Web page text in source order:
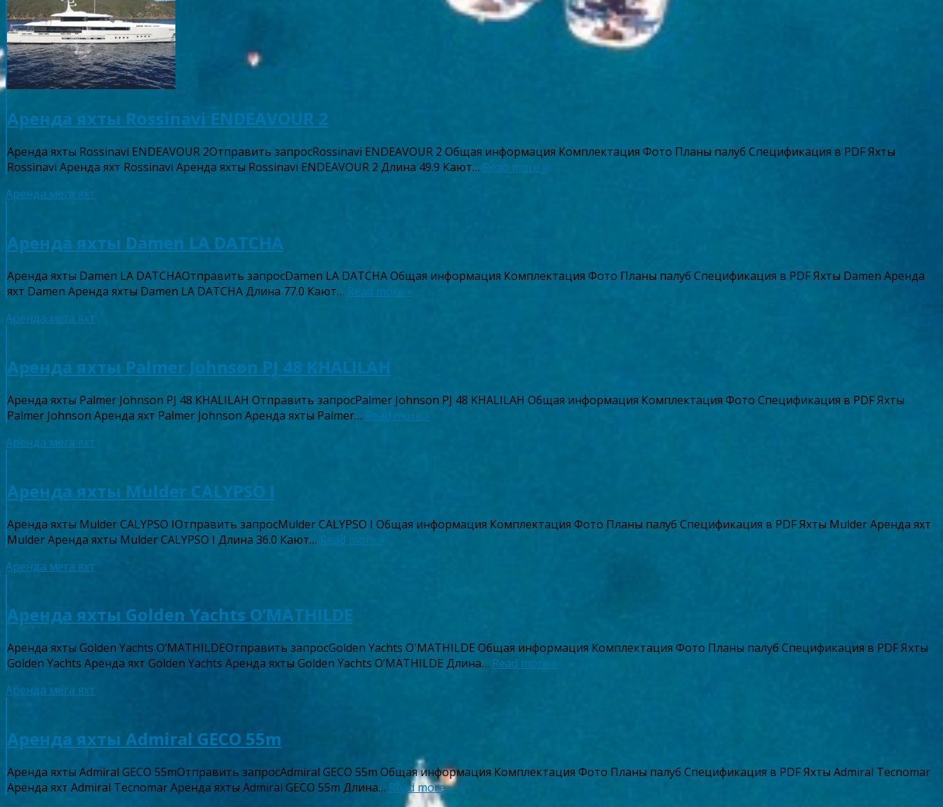
Аренда яхты Rossinavi ENDEAVOUR 2
Аренда яхты Rossinavi ENDEAVOUR 2Отправить запросRossinavi ENDEAVOUR 2 Общая информация Комплектация Фото Планы палуб Спецификация в PDF Яхты
Rossinavi Аренда яхт Rossinavi Аренда яхты Rossinavi ENDEAVOUR 2 Длина 49.9 Кают… Read more »
Аренда мега яхт
Аренда яхты Damen LA DATCHA
Аренда яхты Damen LA DATCHAОтправить запросDamen LA DATCHA Общая информация Комплектация Фото Планы палуб Спецификация в PDF Яхты Damen Аренда
яхт Damen Аренда яхты Damen LA DATCHA Длина 77.0 Кают… Read more »
Аренда мега яхт
Аренда яхты Palmer Johnson PJ 48 KHALILAH
Аренда яхты Palmer Johnson PJ 48 KHALILAH Отправить запросPalmer Johnson PJ 48 KHALILAH Общая информация Комплектация Фото Спецификация в PDF Яхты
Palmer Johnson Аренда яхт Palmer Johnson Аренда яхты Palmer… Read more »
Аренда мега яхт
Аренда яхты Mulder CALYPSO I
Аренда яхты Mulder CALYPSO IОтправить запросMulder CALYPSO I Общая информация Комплектация Фото Планы палуб Спецификация в PDF Яхты Mulder Аренда яхт
Mulder Аренда яхты Mulder CALYPSO I Длина 36.0 Кают… Read more »
Аренда мега яхт
Аренда яхты Golden Yachts O’MATHILDE
Аренда яхты Golden Yachts O’MATHILDEОтправить запросGolden Yachts O'MATHILDE Общая информация Комплектация Фото Планы палуб Спецификация в PDF Яхты
Golden Yachts Аренда яхт Golden Yachts Аренда яхты Golden Yachts O’MATHILDE Длина… Read more »
Аренда мега яхт
Аренда яхты Admiral GECO 55m
Аренда яхты Admiral GECO 55mОтправить запросAdmiral GECO 55m Общая информация Комплектация Фото Планы палуб Спецификация в PDF Яхты Admiral Tecnomar
Аренда яхт Admiral Tecnomar Аренда яхты Admiral GECO 55m Длина… Read more »